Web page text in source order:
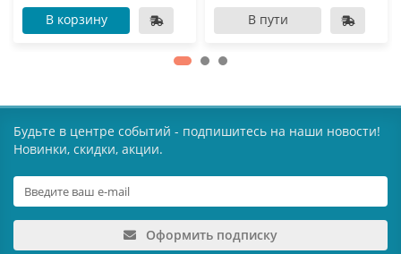
В корзину В пути
Будьте в центре событий - подпишитесь на наши новости!
Новинки, скидки, акции.
Оформить подписку